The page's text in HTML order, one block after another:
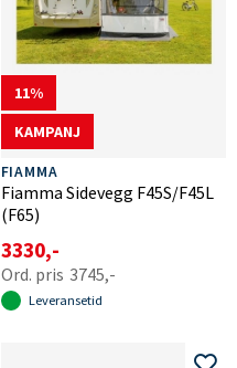
11
KAMPANJ
FIAMMA
Fiamma Sidevegg F45S/F45L
(F65)
3330,-
3745,-
Leveransetid